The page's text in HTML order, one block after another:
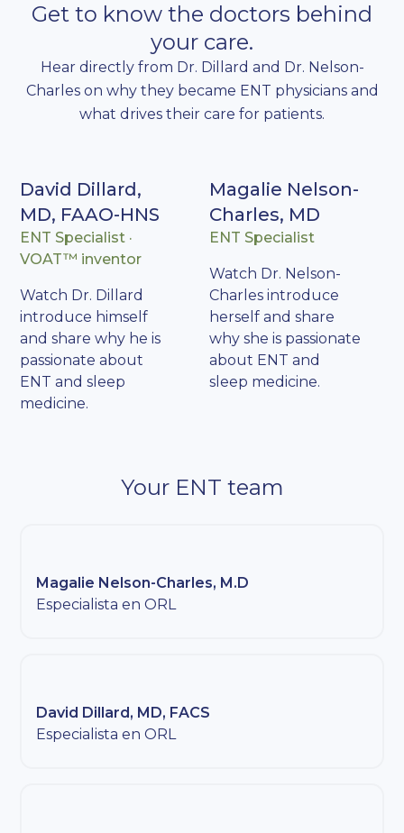
Get to know the doctors behind
your care.
Hear directly from Dr. Dillard and Dr. Nelson-
Charles on why they became ENT physicians and
what drives their care for patients.
Intro video
David Dillard,
MD, FAAO-HNS
ENT Specialist ·
VOAT™ inventor
Watch Dr. Dillard
introduce himself
and share why he is
passionate about
ENT and sleep
medicine.
Meet Me
Magalie Nelson-
Charles, MD
ENT Specialist
Watch Dr. Nelson-
Charles introduce
herself and share
why she is passionate
about ENT and
sleep medicine.
Your ENT team
Magalie Nelson-Charles, M.D
Especialista en ORL
David Dillard, MD, FACS
Especialista en ORL